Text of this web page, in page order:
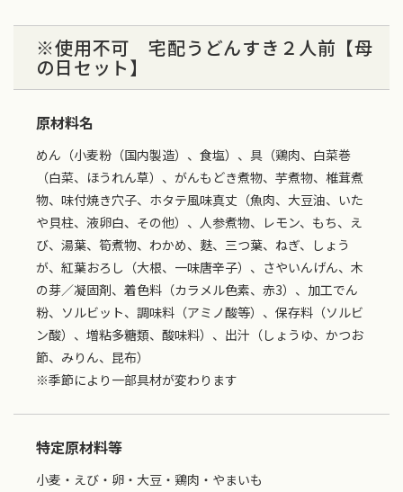
※使用不可 宅配うどんすき２人前【母
の日セット】
原材料名
めん（小麦粉（国内製造）、食塩）、具（鶏肉、白菜巻
（白菜、ほうれん草）、がんもどき煮物、芋煮物、椎茸煮
物、味付焼き穴子、ホタテ風味真丈（魚肉、大豆油、いた
や貝柱、液卵白、その他）、人参煮物、レモン、もち、え
び、湯葉、筍煮物、わかめ、麩、三つ葉、ねぎ、しょう
が、紅葉おろし（大根、一味唐辛子）、さやいんげん、木
の芽／凝固剤、着色料（カラメル色素、赤3）、加工でん
粉、ソルビット、調味料（アミノ酸等）、保存料（ソルビ
ン酸）、増粘多糖類、酸味料）、出汁（しょうゆ、かつお
節、みりん、昆布）
※季節により一部具材が変わります
特定原材料等
小麦・えび・卵・大豆・鶏肉・やまいも